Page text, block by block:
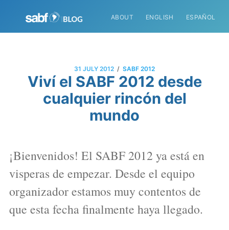
ABOUT ENGLISH ESPAÑOL
31 JULY 2012 / SABF 2012
Viví el SABF 2012 desde
cualquier rincón del
mundo
¡Bienvenidos! El SABF 2012 ya está en
visperas de empezar. Desde el equipo
organizador estamos muy contentos de
que esta fecha finalmente haya llegado.